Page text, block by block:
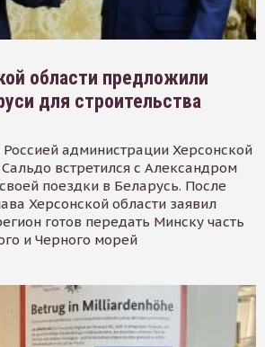
области предложили
для строительства
Россией администрации Херсонской
встретился с Александром
поездки в Беларусь. После
Херсонской области заявил
готов передать Минску часть
и Черного морей